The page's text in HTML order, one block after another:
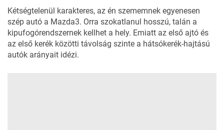
Kétségtelenül karakteres, az én szememnek egyenesen
szép autó a Mazda3. Orra szokatlanul hosszú, talán a
kipufogórendszernek kellhet a hely. Emiatt az első ajtó és
az első kerék közötti távolság szinte a hátsókerék-hajtású
autók arányait idézi.